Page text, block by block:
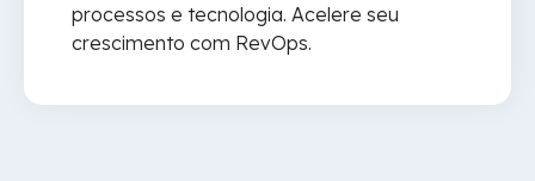
processos e tecnologia. Acelere seu
crescimento com RevOps.